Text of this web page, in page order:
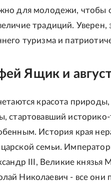
для молодежи, чтобы
традиций. Уверен,
туризма и
Ящик и
красота природы,
стартовавший
История края
семьи.
III, Великие князья
Николаевич - все они